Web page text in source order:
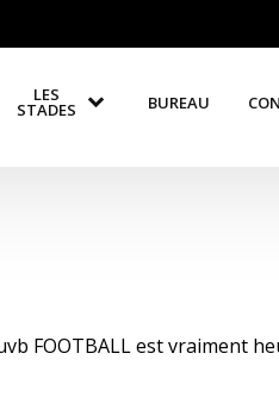
LES
STADES BUREAU
FOOTBALL est vraiment